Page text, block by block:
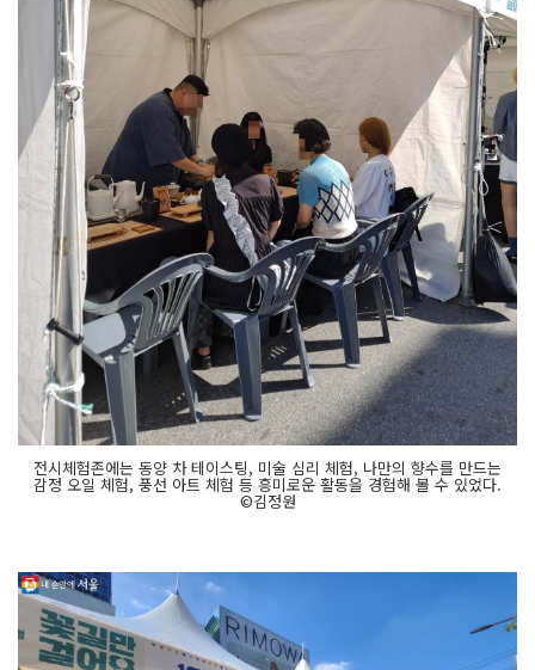
전시체험존에는 동양 차 테이스팅, 미술 심리 체험, 나만의 향수를 만드는
감정 오일 체험, 풍선 아트 체험 등 흥미로운 활동을 경험해 볼 수 있었다.
©김정원